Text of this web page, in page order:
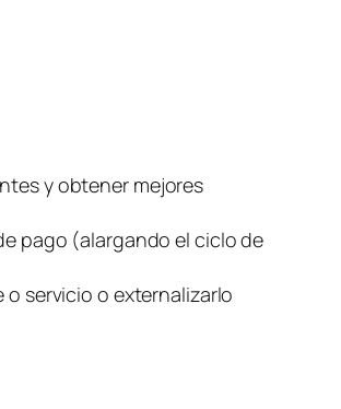
y obtener mejores
pago (alargando el ciclo de
servicio o externalizarlo